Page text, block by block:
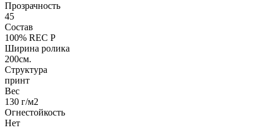
Прозрачность
45
Состав
100% REC P
Ширина ролика
200см.
Структура
принт
Вес
130 г/м2
Огнестойкость
Нет